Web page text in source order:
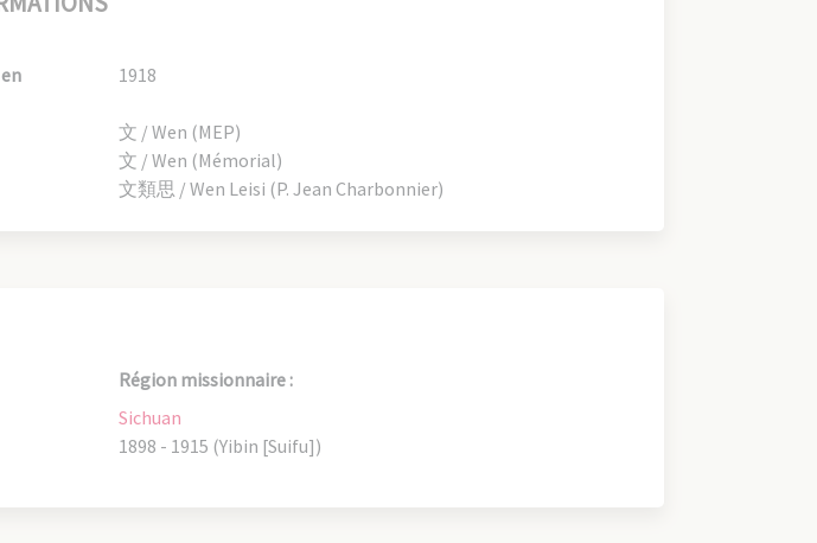
1918
文 / Wen (MEP)
文 / Wen (Mémorial)
文類思 / Wen Leisi (P. Jean Charbonnier)
Région missionnaire :
Sichuan
1898 - 1915 (Yibin [Suifu])